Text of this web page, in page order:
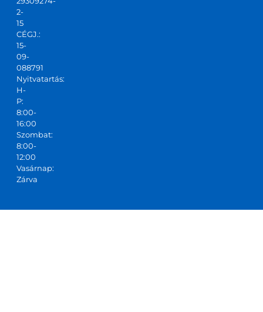
2-
15
CÉGJ.:
15-
09-
088791
Nyitvatartás:
H-
P:
8:00-
16:00
Szombat:
8:00-
12:00
Vasárnap:
Zárva